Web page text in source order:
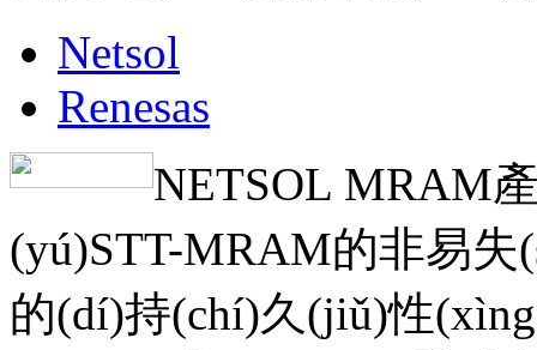
Netsol
Renesas
NETSOL MRAM
(yú)STT-MRAM的非易失
的(dí)持(chí)久(jiǔ)性